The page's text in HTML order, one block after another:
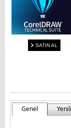
SATIN AL
Genel